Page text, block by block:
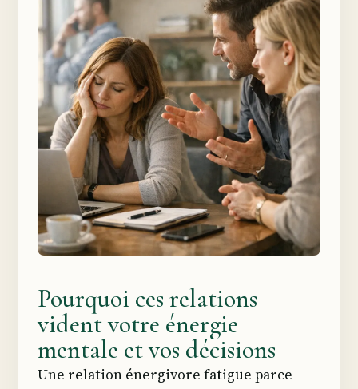
Pourquoi ces relations
vident votre énergie
mentale et vos décisions
Une relation énergivore fatigue parce